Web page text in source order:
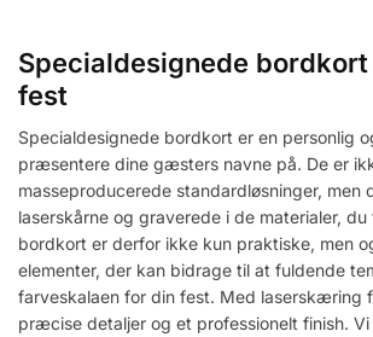
Specialdesignede
fest
Specialdesignede bordkort er en personlig
præsentere dine gæsters navne på. De er
masseproducerede standardløsninger, men
laserskårne og graverede i de materialer,
bordkort er derfor ikke kun praktiske, men
elementer, der kan bidrage til at fuldende
farveskalaen for din fest. Med laserskæring
præcise detaljer og et professionelt finish.